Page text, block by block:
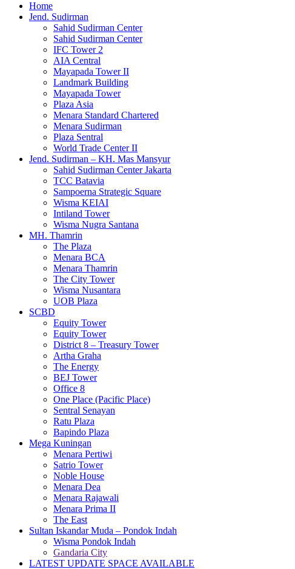
Home
Jend. Sudirman
Sahid Sudirman Center
Sahid Sudirman Center
IFC Tower 2
AIA Central
Mayapada Tower II
Landmark Building
Mayapada Tower
Plaza Asia
Menara Standard Chartered
Menara Sudirman
Plaza Sentral
World Trade Center II
Jend. Sudirman – KH. Mas Mansyur
Sahid Sudirman Center Jakarta
TCC Batavia
Sampoerna Strategic Square
Wisma KEIAI
Intiland Tower
Wisma Nugra Santana
MH. Thamrin
The Plaza
Menara BCA
Menara Thamrin
The City Tower
Wisma Nusantara
UOB Plaza
SCBD
Equity Tower
Equity Tower
District 8 – Treasury Tower
Artha Graha
The Energy
BEJ Tower
Office 8
One Place (Pacific Place)
Sentral Senayan
Ratu Plaza
Bapindo Plaza
Mega Kuningan
Menara Pertiwi
Satrio Tower
Noble House
Menara Dea
Menara Rajawali
Menara Prima II
The East
Sultan Iskandar Muda – Pondok Indah
Wisma Pondok Indah
Gandaria City
LATEST UPDATE SPACE AVAILABLE